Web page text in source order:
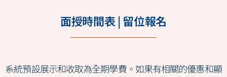
面授時間表 | 留位報名
系統預設展示和收取為全期學費。如果有相關的優惠和顯